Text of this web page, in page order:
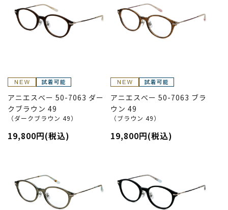
アニエスべー 50-7063 ダー
クブラウン 49
（ダークブラウン 49）
19,800円(税込)
アニエスべー 50-7063 ブラ
ウン 49
（ブラウン 49）
19,800円(税込)